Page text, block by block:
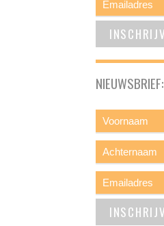
NIEUWSBRIEF: